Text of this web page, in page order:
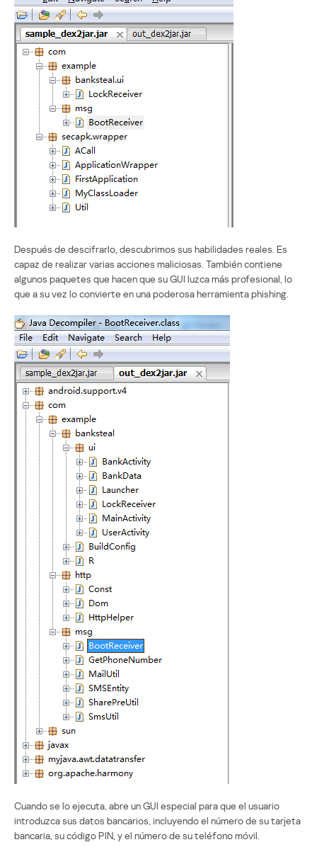
Después de descifrarlo, descubrimos sus habilidades reales. Es
capaz de realizar varias acciones maliciosas. También contiene
algunos paquetes que hacen que su GUI luzca más profesional, lo
que a su vez lo convierte en una poderosa herramienta phishing.
Cuando se lo ejecuta, abre un GUI especial para que el usuario
introduzca sus datos bancarios, incluyendo el número de su tarjeta
bancaria, su código PIN, y el número de su teléfono móvil.